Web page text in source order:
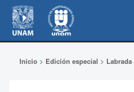
Inicio> Edición especial >